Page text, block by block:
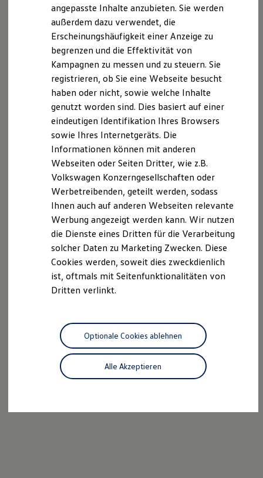
Batterieverordnung
XTL-Dieselkraftstoff
Ersatzteile und Betriebsflüssigkeiten
Original Zubehör und Lifestyle Produkte
myVolkswagen
myVolkswagen Business
Elektrisch & Autonom
Elektro - & Hybridfahrzeuge
Unser Ansatz
Klimafreundlicher Strom
Reichweite & Ladelösungen
Reichweitensimulator
Ladezeitensimulator
Ladelösungen für Privatkunden
Ladelösungen für Gewerbekunden
Bidirektionales Laden
Förderung & Kosten der Elektrofahrzeuge
Fördermöglichkeiten für Privatkunden
Kostensimulator
Autonomes Fahren
Mehr zum ID. Buzz
California Welt
California Club
California Magazin & Ratgeber
California Reisen & Erlebnisse
California App
California Lifestyle & Zubehör
Übernachten im California
Unternehmen
Karriere im Autohaus
angepasste Inhalte anzubieten. Sie werden
außerdem dazu verwendet, die
Erscheinungshäufigkeit einer Anzeige zu
begrenzen und die Effektivität von
Kampagnen zu messen und zu steuern. Sie
registrieren, ob Sie eine Webseite besucht
haben oder nicht, sowie welche Inhalte
genutzt worden sind. Dies basiert auf einer
eindeutigen Identifikation Ihres Browsers
sowie Ihres Internetgeräts. Die
Informationen können mit anderen
Webseiten oder Seiten Dritter, wie z.B.
Volkswagen Konzerngesellschaften oder
Werbetreibenden, geteilt werden, sodass
Ihnen auch auf anderen Webseiten relevante
Werbung angezeigt werden kann. Wir nutzen
die Dienste eines Dritten für die Verarbeitung
solcher Daten zu Marketing Zwecken. Diese
Cookies werden, soweit dies zweckdienlich
ist, oftmals mit Seitenfunktionalitäten von
Dritten verlinkt.
Alle Akzeptieren
Optionale Cookies ablehnen